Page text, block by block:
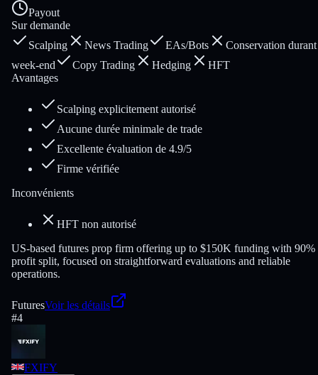
Payout
Sur demande
Scalping
News Trading EAs/Bots
Conservation
week-end
Copy Trading Hedging
HFT
Avantages
Scalping explicitement autorisé
Aucune durée minimale de trade
Excellente évaluation de 4.9/5
Firme vérifiée
Inconvénients
HFT non autorisé
US-based futures prop firm offering up to $150K funding with 90%
profit split, focused on straightforward evaluations and reliable
operations.
FuturesVoir les détails
#4
FXIFY